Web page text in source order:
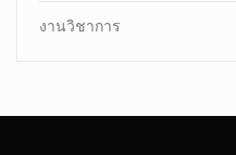
งานวิชาการ